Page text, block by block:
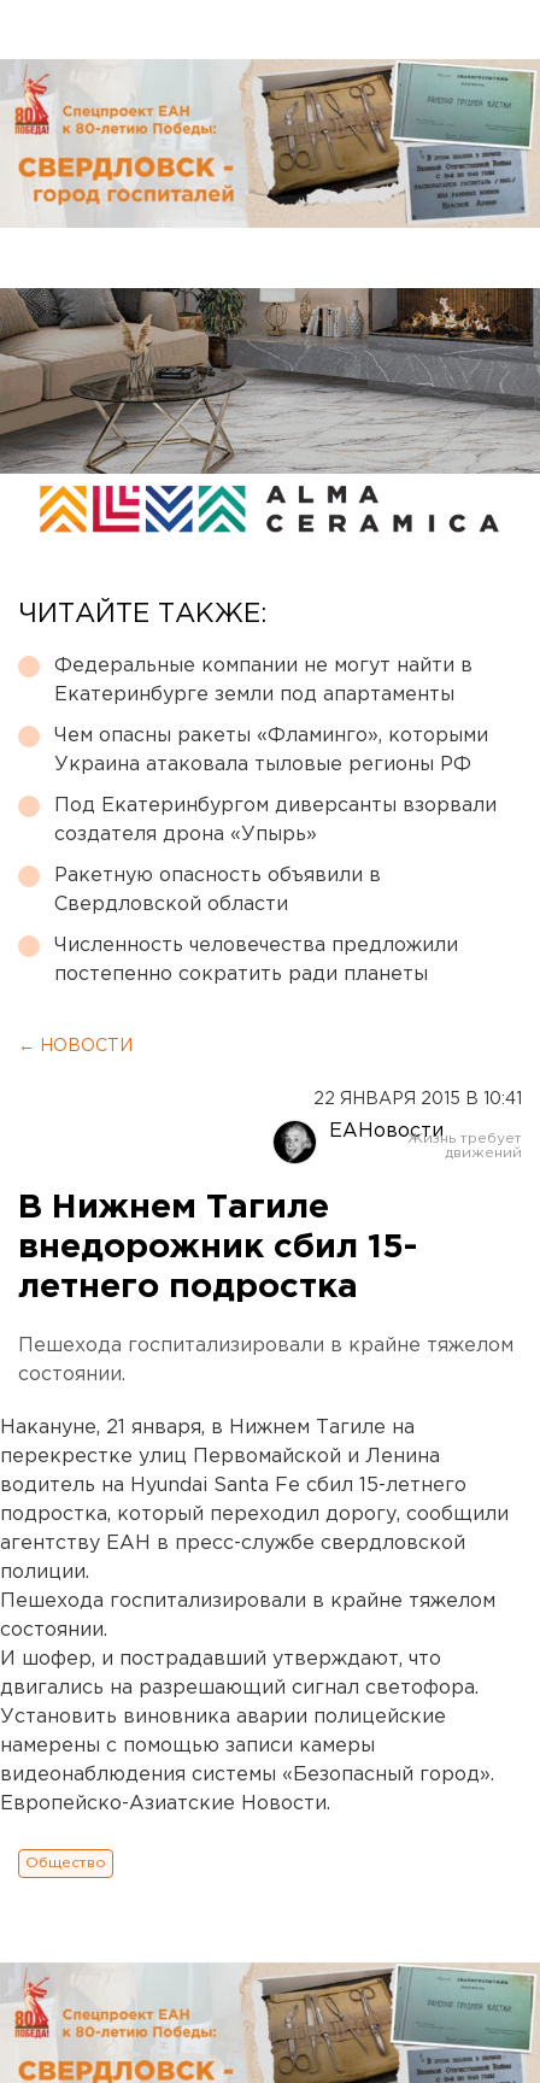
ЧИТАЙТЕ ТАКЖЕ:
Федеральные компании не могут найти в
Екатеринбурге земли под апартаменты
Чем опасны ракеты «Фламинго», которыми
Украина атаковала тыловые регионы РФ
Под Екатеринбургом диверсанты взорвали
создателя дрона «Упырь»
Ракетную опасность объявили в
Свердловской области
Численность человечества предложили
постепенно сократить ради планеты
← НОВОСТИ
22 ЯНВАРЯ 2015 В 10:41
ЕАНовости
В Нижнем Тагиле
внедорожник сбил 15-
летнего подростка
Пешехода госпитализировали в крайне тяжелом
состоянии.
Накануне, 21 января, в Нижнем Тагиле на
перекрестке улиц Первомайской и Ленина
водитель на Hyundai Santa Fe сбил 15-летнего
подростка, который переходил дорогу, сообщили
агентству ЕАН в пресс-службе свердловской
полиции.
Пешехода госпитализировали в крайне тяжелом
состоянии.
И шофер, и пострадавший утверждают, что
двигались на разрешающий сигнал светофора.
Установить виновника аварии полицейские
намерены с помощью записи камеры
видеонаблюдения системы «Безопасный город».
Европейско-Азиатские Новости.
Общество